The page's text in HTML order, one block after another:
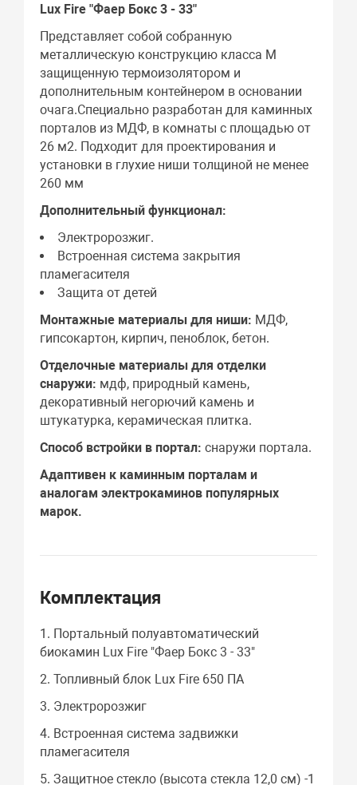
Lux Fire "Фаер Бокс 3 - 33"
Представляет собой собранную
металлическую конструкцию класса М
защищенную термоизолятором и
дополнительным контейнером в основании
очага.Специально разработан для каминных
порталов из МДФ, в комнаты с площадью от
26 м2. Подходит для проектирования и
установки в глухие ниши толщиной не менее
260 мм
Дополнительный функционал:
Электророзжиг.
Встроенная система закрытия
пламегасителя
Защита от детей
Монтажные материалы для ниши: МДФ,
гипсокартон, кирпич, пеноблок, бетон.
Отделочные материалы для отделки
снаружи: мдф, природный камень,
декоративный негорючий камень и
штукатурка, керамическая плитка.
Способ встройки в портал: снаружи портала.
Адаптивен к каминным порталам и
аналогам электрокаминов популярных
марок.
Комплектация
1. Портальный полуавтоматический
биокамин Lux Fire "Фаер Бокс 3 - 33"
2. Топливный блок Lux Fire 650 ПА
3. Электророзжиг
4. Встроенная система задвижки
пламегасителя
5. Защитное стекло (высота стекла 12,0 см) -1